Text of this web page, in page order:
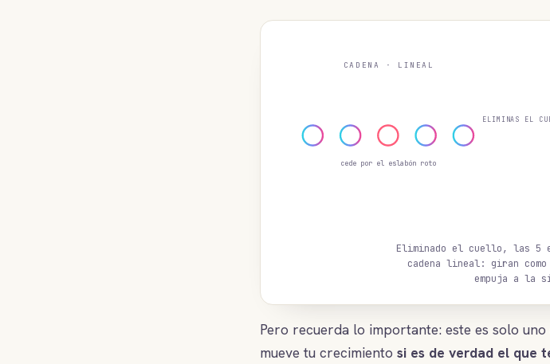
CADENA · LINEAL
cede por el eslabón roto
ELIMINAS EL
Eliminado el cuello, las 5
cadena lineal: giran
empuja a la
Pero recuerda lo importante: este es solo
mueve tu crecimiento si es de verdad el que